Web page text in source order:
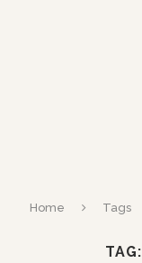
Home Tags
TAG: